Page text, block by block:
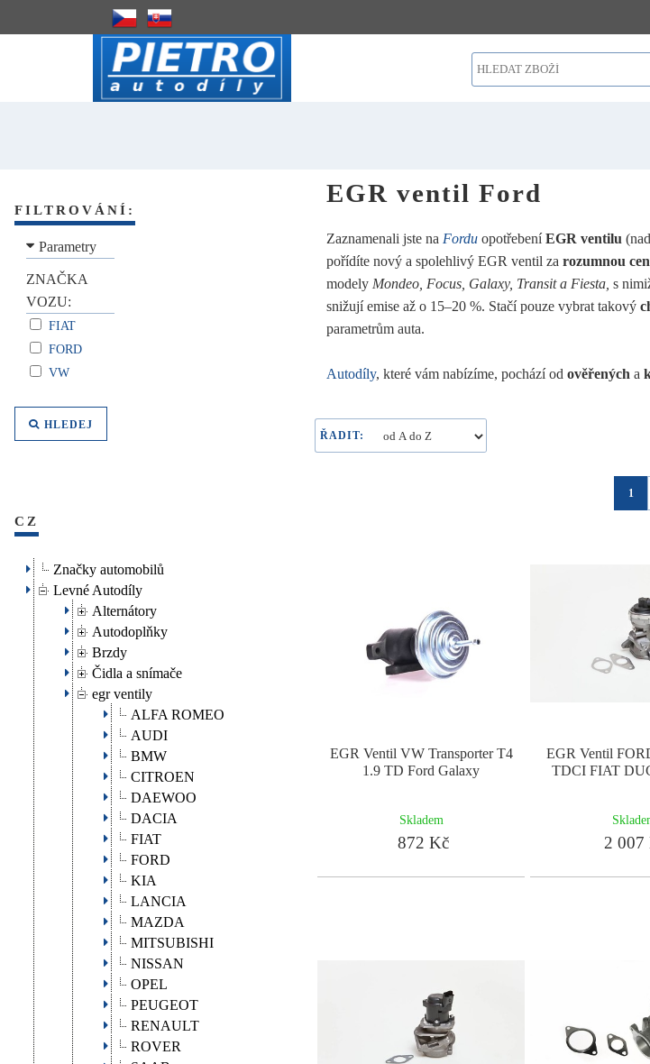
FILTROVÁNÍ:
Parametry
ZNAČKA
VOZU:
FIAT
FORD
VW
HLEDEJ
CZ
Značky automobilů
Levné Autodíly
Alternátory
Autodoplňky
Brzdy
Čidla a snímače
egr ventily
ALFA ROMEO
AUDI
BMW
CITROEN
DAEWOO
DACIA
FIAT
FORD
KIA
LANCIA
MAZDA
MITSUBISHI
NISSAN
OPEL
PEUGEOT
RENAULT
ROVER
EGR ventil Ford
Zaznamenali jste na Fordu opotřebeníEGR ventilu
pořídíte nový a spolehlivý EGR ventil za rozumnou
modely Mondeo, Focus, Galaxy, Transit a Fiesta, s
snižují emise až o 15–20 %. Stačí pouze vybrat takový
parametrům auta.
Autodíly, které vám nabízíme, pochází od ověřených a
ŘADIT:
1
EGR Ventil VW Transporter T4
1.9 TD Ford Galaxy
Skladem
872 Kč
EGR Ventil
TDCI FIAT
2 007